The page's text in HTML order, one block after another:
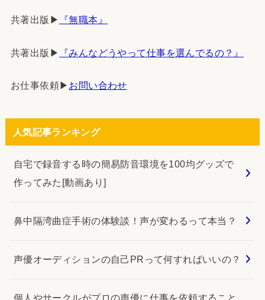
共著出版▶︎ 『無職本』
共著出版▶︎ 『みんなどうやって仕事を選んでるの？』
お仕事依頼▶︎ お問い合わせ
人気記事ランキング
自宅で録音する時の簡易防音環境を100均グッズで
作ってみた[動画あり]
鼻中隔湾曲症手術の体験談！声が変わるって本当？
声優オーディションの自己PRって何すればいいの？
個人やサークルがプロの声優に仕事を依頼すること